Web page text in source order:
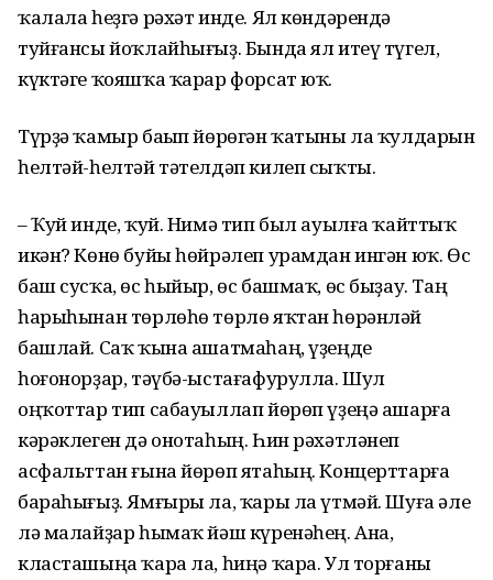
ҡалала һеҙгә рәхәт инде. Ял көндәрендә
туйғансы йоҡлайһығыҙ. Бында ял итеү түгел,
күктәге ҡояшҡа ҡарар форсат юҡ.
Түрҙә ҡамыр баҫып йөрөгән ҡатыны ла ҡулдарын
һелтәй-һелтәй тәтелдәп килеп сыҡты.
– Ҡуй инде, ҡуй. Нимә тип был ауылға ҡайттыҡ
икән? Көнө буйы һөйрәлеп урамдан ингән юҡ. Өс
баш сусҡа, өс һыйыр, өс башмаҡ, өс быҙау. Таң
һарыһынан төрлөһө төрлө яҡтан һөрәнләй
башлай. Саҡ ҡына ашатмаһаң, үҙеңде
һоғонорҙар, тәүбә-ыстағафурулла. Шул
оңҡоттар тип сабауыллап йөрөп үҙеңә ашарға
кәрәклеген дә онотаһың. Һин рәхәтләнеп
асфальттан ғына йөрөп ятаһың. Концерттарға
бараһығыҙ. Ямғыры ла, ҡары ла үтмәй. Шуға әле
лә малайҙар һымаҡ йәш күренәһең. Ана,
класташыңа ҡара ла, һиңә ҡара. Ул торғаны